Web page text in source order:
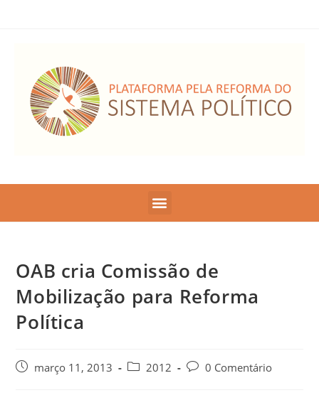
OAB cria Comissão de
Mobilização para Reforma
Política
março 11, 2013 2012 0 Comentário